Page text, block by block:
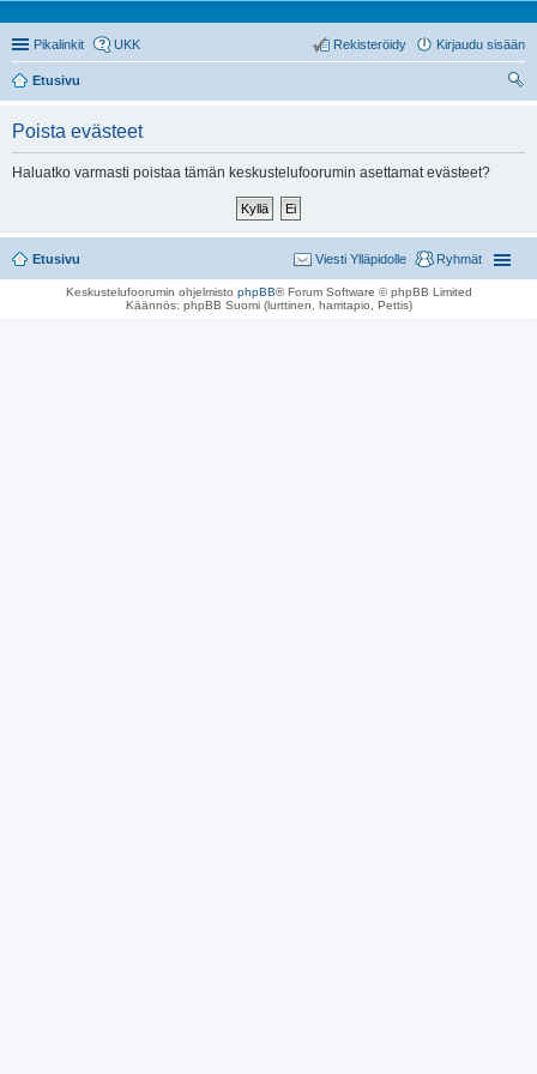
Pikalinkit UKK Kirjaudu sisään
Rekisteröidy
Etusivu
Poista evästeet
Haluatko varmasti poistaa tämän keskustelufoorumin asettamat evästeet?
Etusivu Ryhmät
Viesti Ylläpidolle
Keskustelufoorumin ohjelmisto phpBB® Forum Software © phpBB Limited
Käännös: phpBB Suomi (lurttinen, harritapio, Pettis)